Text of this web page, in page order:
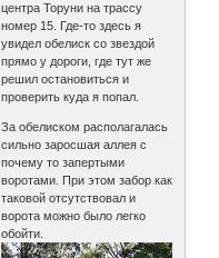
центра Торуни на трассу
номер 15. Где-то здесь я
увидел обелиск со звездой
прямо у дороги, где тут же
решил остановиться и
проверить куда я попал.
За обелиском располагалась
сильно заросшая аллея с
почему то запертыми
воротами. При этом забор как
таковой отсутствовал и
ворота можно было легко
обойти.